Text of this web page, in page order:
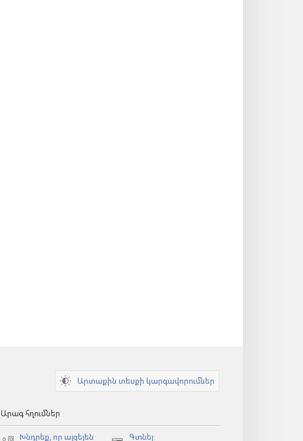
Արտաքին տեսքի կարգավորումներ
Արագ հղումներ
Խնդրեք, որ այցելեն
Գտնել